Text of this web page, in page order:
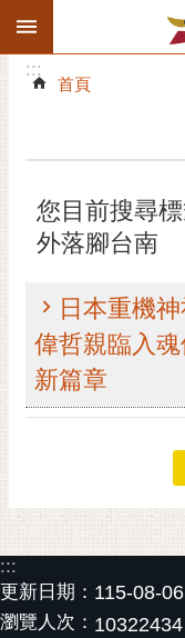
跳到主要內容區塊
搜
階
精彩府城
市府動態
市府團隊
主題服務
市政資訊
黃
偉
哲
螢
:::
:::
首頁
您目前搜尋
外落腳台南
日本重機
偉哲親臨入
新篇章
:::
更新日期： 115-08-06
瀏覽人次： 10322434